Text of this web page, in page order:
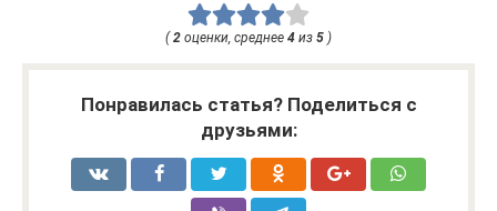
( 2 оценки, среднее 4 из 5 )
Понравилась статья? Поделиться с
друзьями: